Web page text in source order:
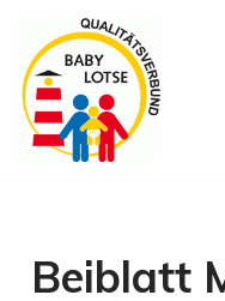
Zum
Inhalt
springen
Beiblatt